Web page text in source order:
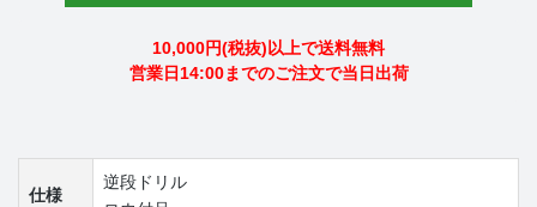
10,000円(税抜)以上で送料無料
営業日14:00までのご注文で当日出荷
仕様
逆段ドリル